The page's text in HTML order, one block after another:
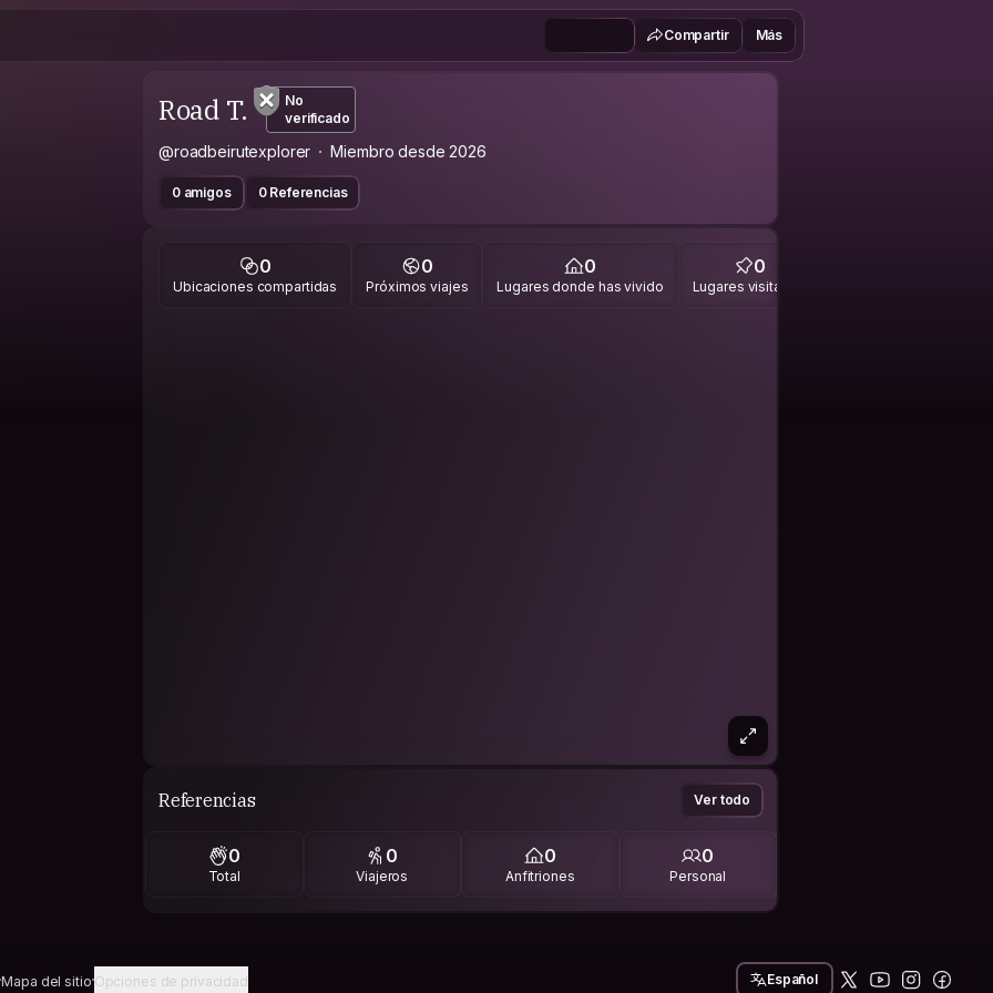
Compartir Más
Road T.
No
verificado
@roadbeirutexplorer Miembro desde 2026
0 amigos 0 Referencias
0
Ubicaciones compartidas
0
Próximos viajes
0
Lugares donde has vivido
0
Lugares visitados
Referencias Ver todo
0
Total
0
Viajeros
0
Anfitriones
0
Personal
Mapa del sitioOpciones de privacidad Español